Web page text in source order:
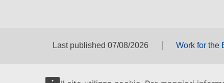
Last published 07/08/2026 Work for the